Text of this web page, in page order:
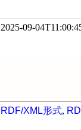
2025-09-
RDF/XML形式,